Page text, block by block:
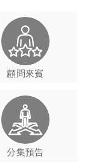
顧問來賓
分集預告